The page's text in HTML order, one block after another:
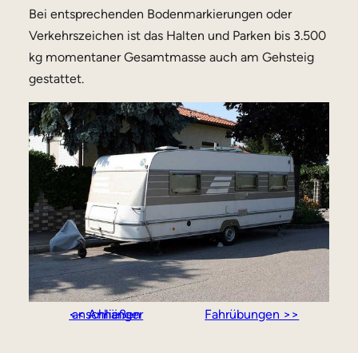
Bei entsprechenden Bodenmarkierungen oder
Verkehrszeichen ist das Halten und Parken bis 3.500
kg momentaner Gesamtmasse auch am Gehsteig
gestattet.
<< Anhänger anschließen Fahrübungen >>